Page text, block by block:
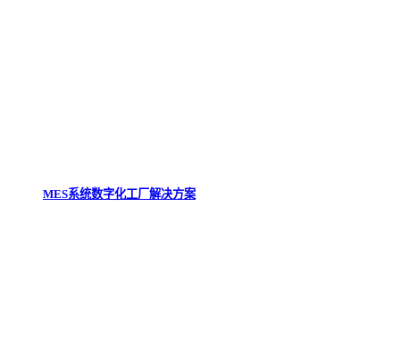
MES系统数字化工厂解决方案